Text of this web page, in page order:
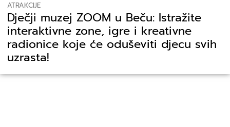
ATRAKCIJE
Dječji muzej ZOOM u Beču: Istražite
interaktivne zone, igre i kreativne
radionice koje će oduševiti djecu svih
uzrasta!